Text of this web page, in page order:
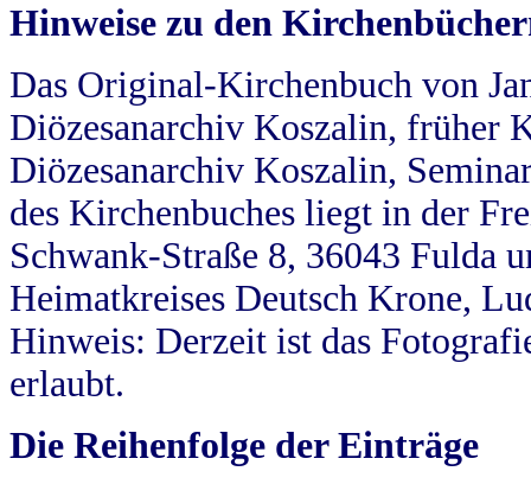
Hinweise zu den
Das Original-Kirchenbuch von
Diözesanarchiv Koszalin, früher
Diözesanarchiv Koszalin,
des Kirchenbuches liegt in der
Schwank-Straße 8, 36043 Fulda
Heimatkreises Deutsch Krone,
Hinweis: Derzeit ist das
erlaubt.
Die Reihenfolge der Einträge